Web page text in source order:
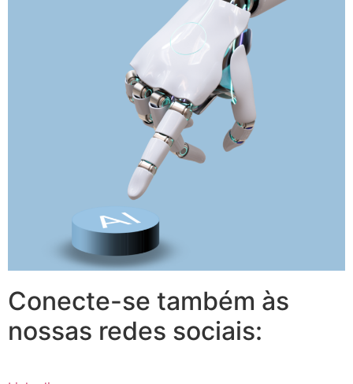
Conecte-se também às
nossas redes sociais: